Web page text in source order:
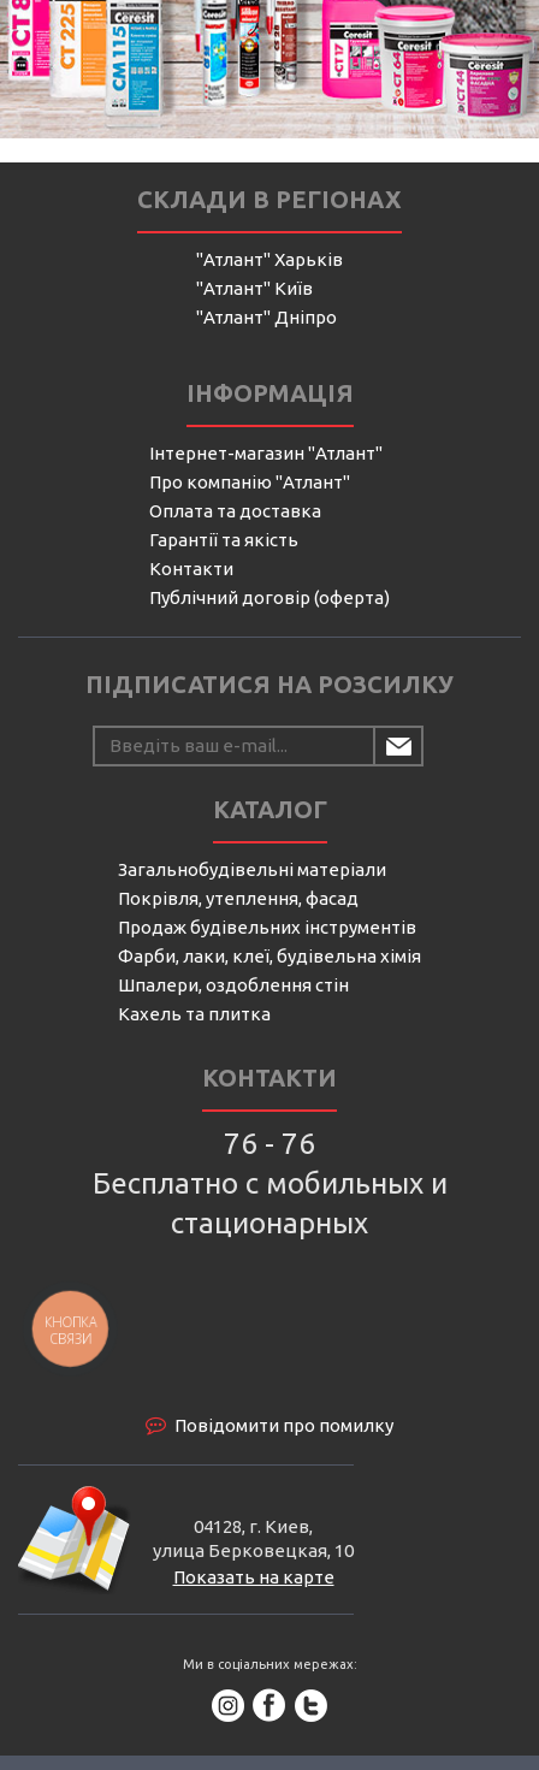
СКЛАДИ В РЕГІОНАХ
"Атлант" Харьків
"Атлант" Київ
"Атлант" Дніпро
ІНФОРМАЦІЯ
Інтернет-магазин "Атлант"
Про компанію "Атлант"
Оплата та доставка
Гарантії та якість
Контакти
Публічний договір (оферта)
ПІДПИСАТИСЯ НА РОЗСИЛКУ
КАТАЛОГ
Загальнобудівельні матеріали
Покрівля, утеплення, фасад
Продаж будівельних інструментів
Фарби, лаки, клеї, будівельна хімія
Шпалери, оздоблення стін
Кахель та плитка
КОНТАКТИ
76 - 76
Бесплатно с мобильных и
стационарных
Повідомити про помилку
04128, г. Киев,
улица Берковецкая, 10
Показать на карте
Ми в соціальних мережах:
КНОПКА
СВЯЗИ